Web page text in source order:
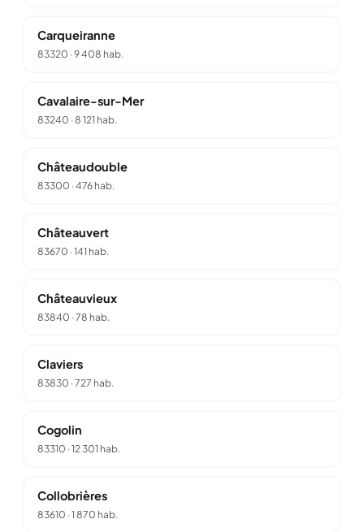
Carqueiranne
83320 ·9 408 hab.
Cavalaire-sur-Mer
83240 ·8 121 hab.
Châteaudouble
83300 ·476 hab.
Châteauvert
83670 ·141 hab.
Châteauvieux
83840 ·78 hab.
Claviers
83830 ·727 hab.
Cogolin
83310 ·12 301 hab.
Collobrières
83610 ·1 870 hab.